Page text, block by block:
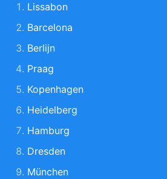
Lissabon
Barcelona
Berlijn
Praag
Kopenhagen
Heidelberg
Hamburg
Dresden
München